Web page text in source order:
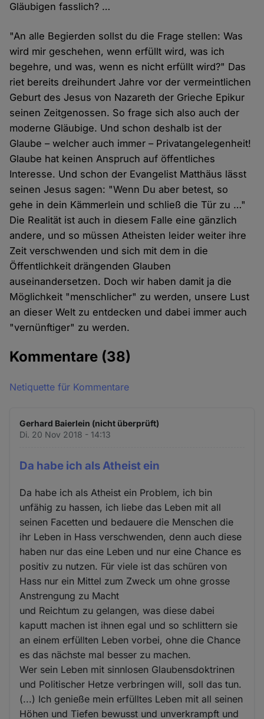
Gläubigen fasslich? …
"An alle Begierden sollst du die Frage stellen: Was
wird mir geschehen, wenn erfüllt wird, was ich
begehre, und was, wenn es nicht erfüllt wird?" Das
riet bereits dreihundert Jahre vor der vermeintlichen
Geburt des Jesus von Nazareth der Grieche Epikur
seinen Zeitgenossen. So frage sich also auch der
moderne Gläubige. Und schon deshalb ist der
Glaube – welcher auch immer – Privatangelegenheit!
Glaube hat keinen Anspruch auf öffentliches
Interesse. Und schon der Evangelist Matthäus lässt
seinen Jesus sagen: "Wenn Du aber betest, so
gehe in dein Kämmerlein und schließ die Tür zu …"
Die Realität ist auch in diesem Falle eine gänzlich
andere, und so müssen Atheisten leider weiter ihre
Zeit verschwenden und sich mit dem in die
Öffentlichkeit drängenden Glauben
auseinandersetzen. Doch wir haben damit ja die
Möglichkeit "menschlicher" zu werden, unsere Lust
an dieser Welt zu entdecken und dabei immer auch
"vernünftiger" zu werden.
Kommentare (38)
Netiquette für Kommentare
Gerhard Baierlein (nicht überprüft)
Di. 20 Nov 2018 - 14:13
Da habe ich als Atheist ein
Da habe ich als Atheist ein Problem, ich bin
unfähig zu hassen, ich liebe das Leben mit all
seinen Facetten und bedauere die Menschen die
ihr Leben in Hass verschwenden, denn auch diese
haben nur das eine Leben und nur eine Chance es
positiv zu nutzen. Für viele ist das schüren von
Hass nur ein Mittel zum Zweck um ohne grosse
Anstrengung zu Macht
und Reichtum zu gelangen, was diese dabei
kaputt machen ist ihnen egal und so schlittern sie
an einem erfüllten Leben vorbei, ohne die Chance
es das nächste mal besser zu machen.
Wer sein Leben mit sinnlosen Glaubensdoktrinen
und Politischer Hetze verbringen will, soll das tun.
(...) Ich genieße mein erfülltes Leben mit all seinen
Höhen und Tiefen bewusst und unverkrampft und